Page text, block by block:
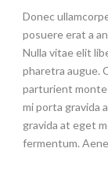
Donec
posuere erat a
Nulla vitae elit
pharetra augue.
parturient
mi porta gravida
gravida at eget
fermentum.